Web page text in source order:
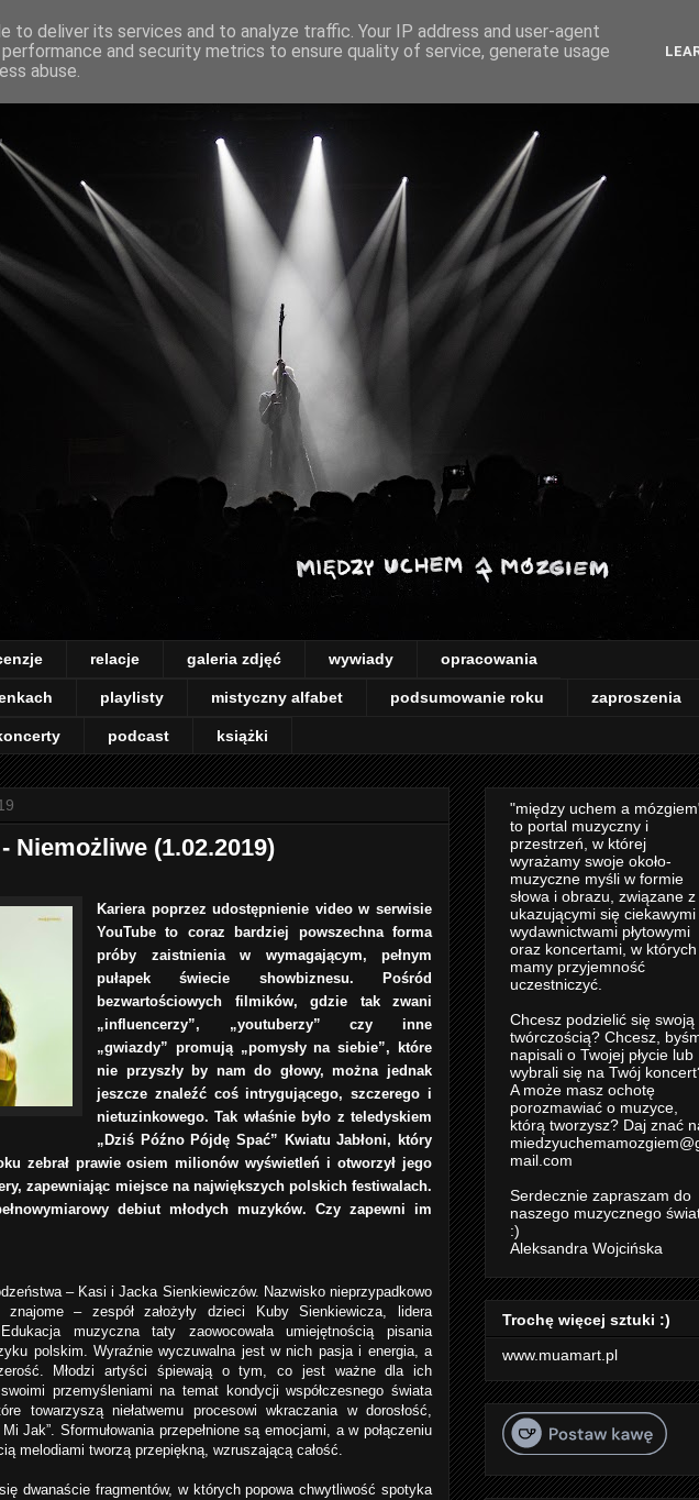
relacje galeria zdjęć wywiady opracowania
playlisty mistyczny alfabet podsumowanie roku zaproszenia
podcast książki
Niemożliwe (1.02.2019)
Kariera poprzez udostępnienie video w serwisie
YouTube to coraz bardziej powszechna forma
próby zaistnienia w wymagającym, pełnym
pułapek świecie showbiznesu. Pośród
bezwartościowych filmików, gdzie tak zwani
„influencerzy”, „youtuberzy” czy inne
„gwiazdy” promują „pomysły na siebie”, które
nie przyszły by nam do głowy, można jednak
jeszcze znaleźć coś intrygującego, szczerego i
nietuzinkowego. Tak właśnie było z teledyskiem
„Dziś Późno Pójdę Spać” Kwiatu Jabłoni, który
zebrał prawie osiem milionów wyświetleń i otworzył jego
zapewniając miejsce na największych polskich festiwalach.
debiut młodych muzyków. Czy zapewni im
– Kasi i Jacka Sienkiewiczów. Nazwisko nieprzypadkowo
– zespół założyły dzieci Kuby Sienkiewicza, lidera
muzyczna taty zaowocowała umiejętnością pisania
polskim. Wyraźnie wyczuwalna jest w nich pasja i energia, a
Młodzi artyści śpiewają o tym, co jest ważne dla ich
przemyśleniami na temat kondycji współczesnego świata
towarzyszą niełatwemu procesowi wkraczania w dorosłość,
Jak”. Sformułowania przepełnione są emocjami, a w połączeniu
melodiami tworzą przepiękną, wzruszającą całość.
się dwanaście fragmentów, w których popowa chwytliwość spotyka
"między uchem a
to portal muzyczny i
przestrzeń, w której
wyrażamy swoje około-
muzyczne myśli w formie
słowa i obrazu, związane z
ukazującymi się ciekawymi
wydawnictwami płytowymi
oraz koncertami, w których
mamy przyjemność
uczestniczyć.
Chcesz podzielić się swoją
twórczością? Chcesz,
napisali o Twojej płycie lub
wybrali się na Twój
A może masz ochotę
porozmawiać o muzyce,
którą tworzysz? Daj znać
mail.com
Serdecznie zapraszam do
naszego muzycznego
:)
Aleksandra Wojcińska
Trochę więcej sztuki :)
www.muamart.pl
to deliver its services and to analyze traffic. Your IP address and user-agent
and security metrics to ensure quality of service, generate usage
abuse.